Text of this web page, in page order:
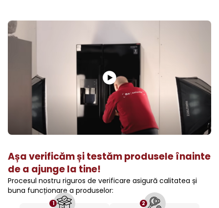
Așa verificăm și testăm produsele înainte
de a ajunge la tine!
Procesul nostru riguros de verificare asigură calitatea și
buna funcționare a produselor:
1 2